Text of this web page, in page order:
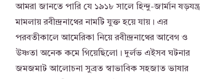
আমরা জানতে পারি যে ১৯১৮ সালে হিন্দু-জার্মান ষড়যন্ত্র
মামলায় রবীন্দ্রনাথের নামটি যুক্ত হয়ে যায়। এর
পরবতীকালে আমেরিকা নিয়ে রবীন্দ্রনাথের আবেগ ও
উষ্ণতা অনেক কমে গিয়েছিলো। দুর্লভ এইসব ঘটনার
জমজমাট আলোচনা সুব্রত স্বাভাবিক সহজাত ভাষার